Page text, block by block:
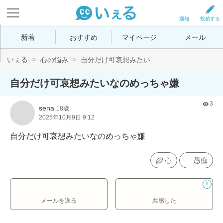
投稿する
通知
新着 おすすめ マイページ メール
いぇる 心の悩み 自分だけ可哀想みたい...
自分だけ可哀想みたいなのめっちゃ嫌
sena 18歳
2025年10月9日 9:12
3
自分だけ可哀想みたいなのめっちゃ嫌
心 愚痴
メールを送る
0
共感した